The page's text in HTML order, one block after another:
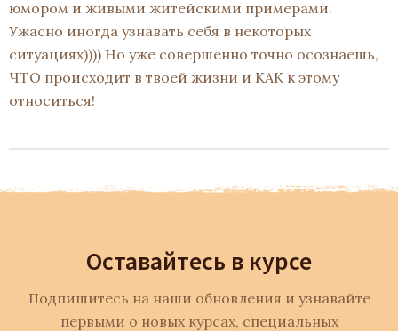
юмором и живыми житейскими примерами.
Ужасно иногда узнавать себя в некоторых
ситуациях)))) Но уже совершенно точно осознаешь,
ЧТО происходит в твоей жизни и КАК к этому
относиться!
Оставайтесь в курсе
Подпишитесь на наши обновления и узнавайте
первыми о новых курсах, специальных